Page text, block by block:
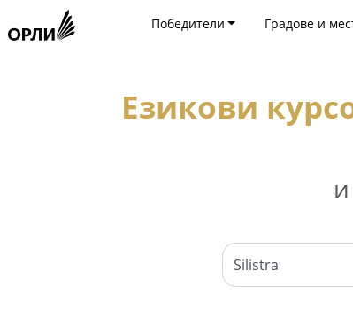
Победители Градове и
Езикови